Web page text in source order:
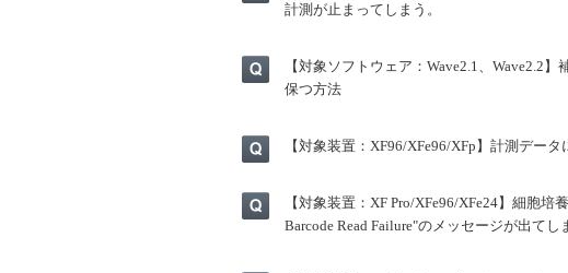
計測が止まってしまう。
【対象ソフトウェア：Wave2.1、Wave2.2
保つ方法
【対象装置：XF96/XFe96/XFp】計測デー
【対象装置：XF Pro/XFe96/XFe24】細胞
Barcode Read Failure"のメッセージが出てし